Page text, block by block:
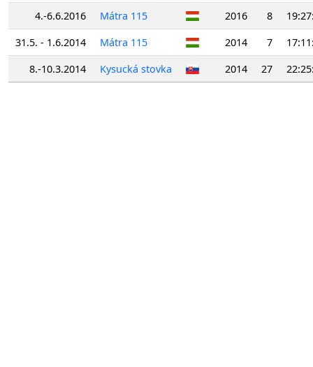
4.-6.6.2016
Mátra 115 2016 8
31.5. - 1.6.2014
Mátra 115 2014 7
8.-10.3.2014
Kysucká stovka 2014 27